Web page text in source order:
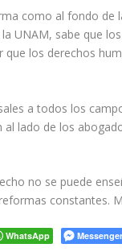
como al fondo de
UNAM, sabe que
los derechos
a todos los
lado de los
no se puede
constantes.
WhatsApp Messenger